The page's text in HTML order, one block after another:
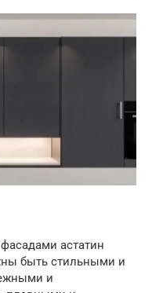
астатин
быть стильными и
и